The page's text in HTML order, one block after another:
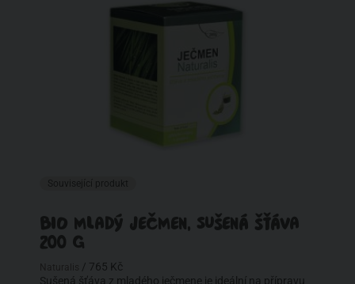
BIO MLADÝ JEČMEN, SUŠENÁ ŠŤÁVA
200 G
/ 765 Kč
Sušená šťáva z mladého ječmene je ideální na přípravu